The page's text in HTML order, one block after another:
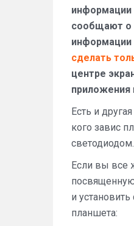
информации
сообщают о
информации
сделать
центре
приложения
Есть и
кого завис
Если вы все
и
планшета: